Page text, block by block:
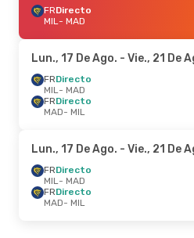
FRDirecto
MIL- MAD
Lun., 17 De Ago. - Vie., 21 De
FRDirecto
MIL- MAD
FRDirecto
MAD- MIL
Lun., 17 De Ago. - Vie., 21 De
FRDirecto
MIL- MAD
FRDirecto
MAD- MIL